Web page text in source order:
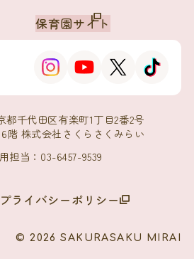
保育園サイト
都千代田区有楽町1丁目2番2号
階 株式会社さくらさくみらい
担当：03-6457-9539
プライバシーポリシー
© 2026 SAKURASAKU MIRAI